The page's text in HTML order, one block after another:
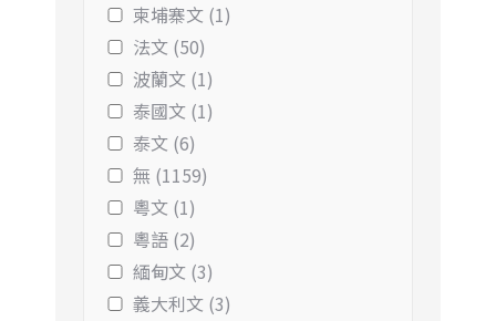
柬埔寨文 (1)
法文 (50)
波蘭文 (1)
泰國文 (1)
泰文 (6)
無 (1159)
粵文 (1)
粵語 (2)
緬甸文 (3)
義大利文 (3)